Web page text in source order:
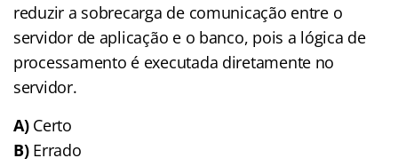
reduzir a sobrecarga de comunicação entre o
servidor de aplicação e o banco, pois a lógica de
processamento é executada diretamente no
servidor.
A)Certo
B)Errado